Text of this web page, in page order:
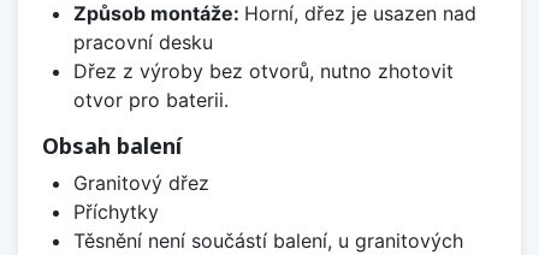
Způsob montáže: Horní, dřez je usazen nad
pracovní desku
Dřez z výroby bez otvorů, nutno zhotovit
otvor pro baterii.
Obsah balení
Granitový dřez
Příchytky
Těsnění není součástí balení, u granitových